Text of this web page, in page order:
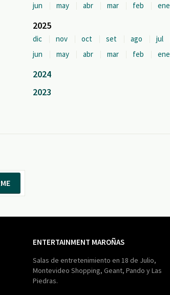
jun
may abr mar feb ene
2025
dic nov oct set ago
jul
jun
may abr mar feb ene
2024
2023
ENTERTAINMENT MAROÑAS
Salas de entretenimiento en 18 de Julio,
Montevideo Shopping, Geant, Pando y Las
Piedras.